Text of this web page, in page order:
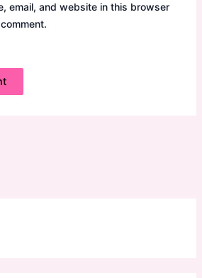
email, and website in this browser